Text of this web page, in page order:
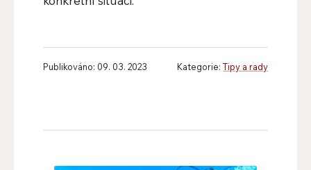
Publikováno: 09. 03. 2023 Kategorie:Tipy a rady